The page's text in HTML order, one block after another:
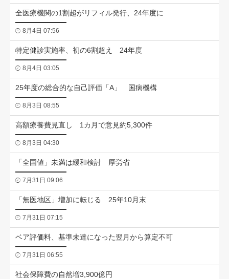
全医療機関の1割超がリフィル発行、24年度に
8月4日 07:56
特定健診実施率、初の6割超え 24年度
8月4日 03:05
25年度の総合的な自己評価「A」 国病機構
8月3日 08:55
高額療養費見直し 1カ月で意見約5,300件
8月3日 04:30
「全国値」未満は緩和検討 厚労省
7月31日 09:06
「無医地区」増加に転じる 25年10月末
7月31日 07:15
ベア評価料、基準未達になった翌月から算定不可
7月31日 06:55
社会保障費の自然増3,900億円